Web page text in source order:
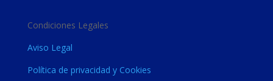
Condiciones Legales
Aviso Legal
Política de privacidad y Cookies